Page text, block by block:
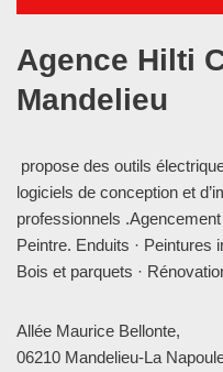
Agence Hilti
Mandelieu
propose des outils
logiciels de conception et
professionnels
Peintre. Enduits · Peintures
Bois et parquets ·
Allée Maurice Bellonte,
06210 Mandelieu-La